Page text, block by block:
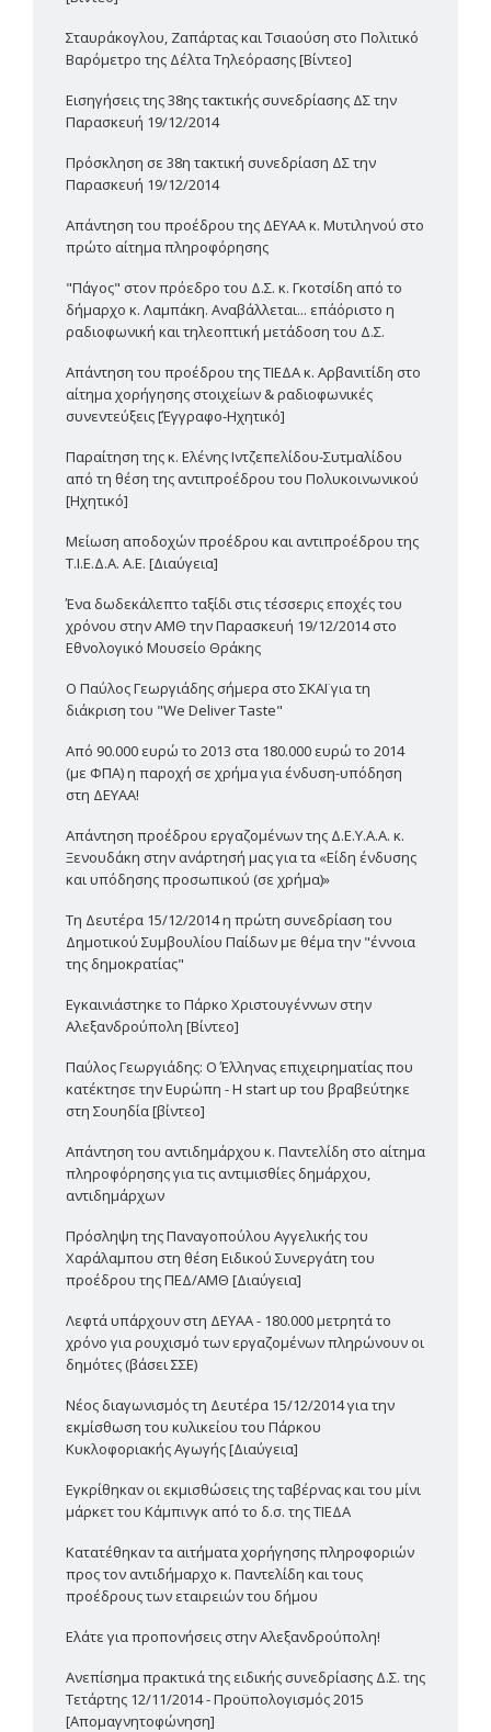
Σταυράκογλου, Ζαπάρτας και Τσιαούση στο Πολιτικό
Βαρόμετρο της Δέλτα Τηλεόρασης [Βίντεο]
Εισηγήσεις της 38ης τακτικής συνεδρίασης ΔΣ την
Παρασκευή 19/12/2014
Πρόσκληση σε 38η τακτική συνεδρίαση ΔΣ την
Παρασκευή 19/12/2014
Απάντηση του προέδρου της ΔΕΥΑΑ κ. Μυτιληνού στο
πρώτο αίτημα πληροφόρησης
"Πάγος" στον πρόεδρο του Δ.Σ. κ. Γκοτσίδη από το
δήμαρχο κ. Λαμπάκη. Αναβάλλεται... επ΄αόριστο η
ραδιοφωνική και τηλεοπτική μετάδοση του Δ.Σ.
Απάντηση του προέδρου της ΤΙΕΔΑ κ. Αρβανιτίδη στο
αίτημα χορήγησης στοιχείων & ραδιοφωνικές
συνεντεύξεις [Έγγραφο-Ηχητικό]
Παραίτηση της κ. Ελένης Ιντζεπελίδου-Συτμαλίδου
από τη θέση της αντιπροέδρου του Πολυκοινωνικού
[Ηχητικό]
Μείωση αποδοχών προέδρου και αντιπροέδρου της
Τ.Ι.Ε.Δ.Α. Α.Ε. [Διαύγεια]
Ένα δωδεκάλεπτο ταξίδι στις τέσσερις εποχές του
χρόνου στην ΑΜΘ την Παρασκευή 19/12/2014 στο
Εθνολογικό Μουσείο Θράκης
Ο Παύλος Γεωργιάδης σήμερα στο ΣΚΑΪ για τη
διάκριση του "We Deliver Taste"
Από 90.000 ευρώ το 2013 στα 180.000 ευρώ το 2014
(με ΦΠΑ) η παροχή σε χρήμα για ένδυση-υπόδηση
στη ΔΕΥΑΑ!
Απάντηση προέδρου εργαζομένων της Δ.Ε.Υ.Α.Α. κ.
Ξενουδάκη στην ανάρτησή μας για τα «Είδη ένδυσης
και υπόδησης προσωπικού (σε χρήμα)»
Τη Δευτέρα 15/12/2014 η πρώτη συνεδρίαση του
Δημοτικού Συμβουλίου Παίδων με θέμα την "έννοια
της δημοκρατίας"
Εγκαινιάστηκε το Πάρκο Χριστουγέννων στην
Αλεξανδρούπολη [Βίντεο]
Παύλος Γεωργιάδης: Ο Έλληνας επιχειρηματίας που
κατέκτησε την Ευρώπη - Η start up του βραβεύτηκε
στη Σουηδία [βίντεο]
Απάντηση του αντιδημάρχου κ. Παντελίδη στο αίτημα
πληροφόρησης για τις αντιμισθίες δημάρχου,
αντιδημάρχων
Πρόσληψη της Παναγοπούλου Αγγελικής του
Χαράλαμπου στη θέση Ειδικού Συνεργάτη του
προέδρου της ΠΕΔ/ΑΜΘ [Διαύγεια]
Λεφτά υπάρχουν στη ΔΕΥΑΑ - 180.000 μετρητά το
χρόνο για ρουχισμό των εργαζομένων πληρώνουν οι
δημότες (βάσει ΣΣΕ)
Νέος διαγωνισμός τη Δευτέρα 15/12/2014 για την
εκμίσθωση του κυλικείου του Πάρκου
Κυκλοφοριακής Αγωγής [Διαύγεια]
Εγκρίθηκαν οι εκμισθώσεις της ταβέρνας και του μίνι
μάρκετ του Κάμπινγκ από το δ.σ. της ΤΙΕΔΑ
Κατατέθηκαν τα αιτήματα χορήγησης πληροφοριών
προς τον αντιδήμαρχο κ. Παντελίδη και τους
προέδρους των εταιρειών του δήμου
Ελάτε για προπονήσεις στην Αλεξανδρούπολη!
Ανεπίσημα πρακτικά της ειδικής συνεδρίασης Δ.Σ. της
Τετάρτης 12/11/2014 - Προϋπολογισμός 2015
[Απομαγνητοφώνηση]